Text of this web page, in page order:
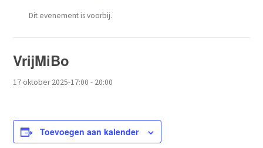
Dit evenement is voorbij.
VrijMiBo
17 oktober 2025-17:00 - 20:00
Toevoegen aan kalender